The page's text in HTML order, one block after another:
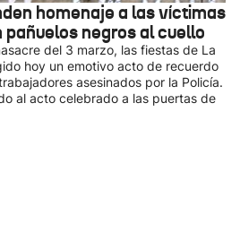
homenaje a las víctimas
negros al cuello
del 3 marzo, las fiestas de La
hoy un emotivo acto de recuerdo
asesinados por la Policía.
al acto celebrado a las puertas de